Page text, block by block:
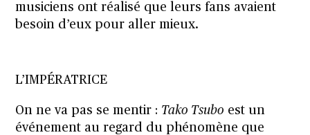
musiciens ont réalisé que leurs fans avaient
besoin d’eux pour aller mieux.
L’IMPÉRATRICE
On ne va pas se mentir : Tako Tsubo est un
événement au regard du phénomène que